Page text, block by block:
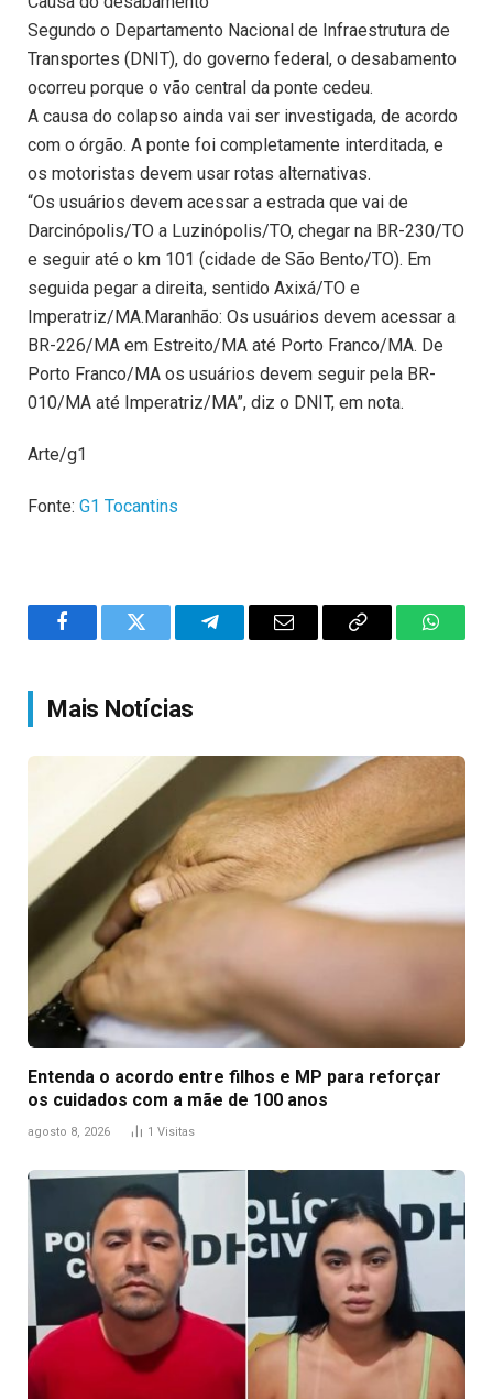
Segundo o Departamento Nacional de Infraestrutura de
Transportes (DNIT), do governo federal, o desabamento
ocorreu porque o vão central da ponte cedeu.
A causa do colapso ainda vai ser investigada, de acordo
com o órgão. A ponte foi completamente interditada, e
os motoristas devem usar rotas alternativas.
“Os usuários devem acessar a estrada que vai de
Darcinópolis/TO a Luzinópolis/TO, chegar na BR-230/TO
e seguir até o km 101 (cidade de São Bento/TO). Em
seguida pegar a direita, sentido Axixá/TO e
Imperatriz/MA.Maranhão: Os usuários devem acessar a
BR-226/MA em Estreito/MA até Porto Franco/MA. De
Porto Franco/MA os usuários devem seguir pela BR-
010/MA até Imperatriz/MA”, diz o DNIT, em nota.
Arte/g1
Fonte: G1 Tocantins
FacebookTwitter TelegramEmail
Copy
Mais Notícias
Entenda o acordo entre filhos e MP para reforçar
os cuidados com a mãe de 100 anos
agosto 8, 2026 1 Visitas